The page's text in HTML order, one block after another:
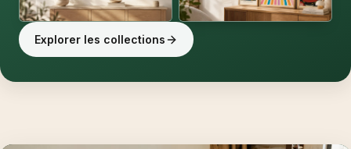
Explorer les collections